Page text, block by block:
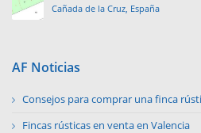
PINAR.
Cañada de la Cruz, España
AF Noticias
Consejos para comprar una finca
Fincas rústicas en venta en Valencia